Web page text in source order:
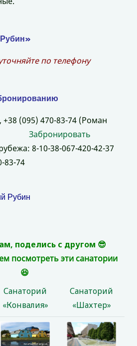
по телефону
+38 (095) 470-83-74 (Роман
Забронировать
8-10-38-067-420-42-37
83-74
Рубин
поделись с другом 😎
посмотреть эти санатории
😆
Санаторий
«Конвалия»
Санаторий
«Шахтер»